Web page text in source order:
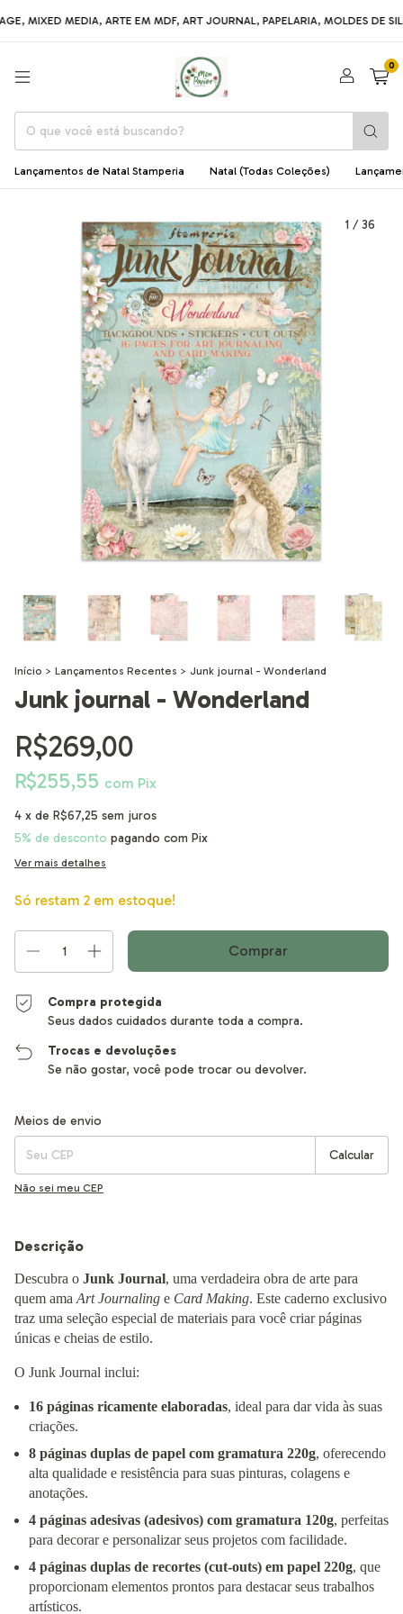
MEDIA, ARTE EM MDF, ART JOURNAL, PAPELARIA, MOLDES DE
0
Lançamentos de Natal Stamperia Natal (Todas Coleções)
1 /36
Início > Lançamentos Recentes > Junk journal - Wonderland
Junk journal - Wonderland
R$269,00
R$255,55 com Pix
4 x de R$67,25 sem juros
5% de desconto pagando com Pix
Ver mais detalhes
Só restam 2 em estoque!
Compra protegida
Seus dados cuidados durante toda a compra.
Trocas e devoluções
Se não gostar, você pode trocar ou devolver.
Entregas para o CEP:
Meios de envio
Calcular
Não sei meu CEP
Descrição
Descubra o Junk Journal, uma verdadeira obra de arte para
quem ama Art Journaling e Card Making. Este caderno exclusivo
traz uma seleção especial de materiais para você criar páginas
únicas e cheias de estilo.
O Junk Journal inclui:
16 páginas ricamente elaboradas, ideal para dar vida às suas
criações.
8 páginas duplas de papel com gramatura 220g, oferecendo
alta qualidade e resistência para suas pinturas, colagens e
anotações.
4 páginas adesivas (adesivos) com gramatura 120g, perfeitas
para decorar e personalizar seus projetos com facilidade.
4 páginas duplas de recortes (cut-outs) em papel 220g, que
proporcionam elementos prontos para destacar seus trabalhos
artísticos.